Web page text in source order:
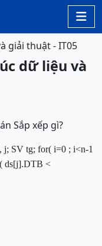

giải thuật - IT05
dữ liệu và
Sắp xếp gì?
j; SV tg; for( i=0 ; i<n-1
( ds[j].DTB <